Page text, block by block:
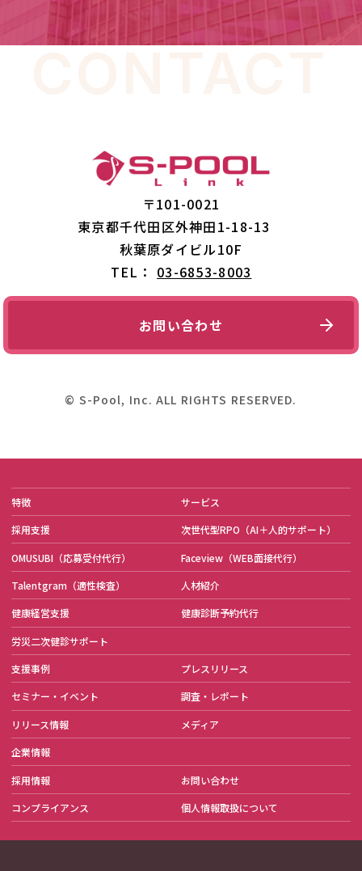
〒101-0021
東京都千代田区外神田1-18-13
秋葉原ダイビル10F
TEL： 03-6853-8003
お問い合わせ
© S-Pool, Inc. ALL RIGHTS RESERVED.
特徴 サービス
採用支援 次世代型RPO （AI＋人的サポート）
OMUSUBI （応募受付代行） Faceview （WEB面接代行）
Talentgram （適性検査） 人材紹介
健康経営支援 健康診断予約代行
労災二次健診サポート
支援事例 プレスリリース
セミナー・イベント 調査・レポート
リリース情報 メディア
企業情報
採用情報 お問い合わせ
コンプライアンス 個人情報取扱について